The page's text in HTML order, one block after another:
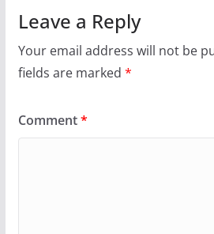
Leave a Reply
Your email address will not be
fields are marked *
Comment*